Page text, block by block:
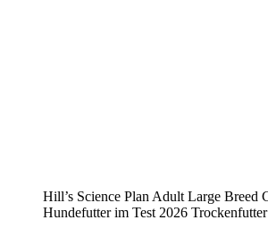
Hill’s Science Plan Adult Large Breed
Hundefutter im Test 2026